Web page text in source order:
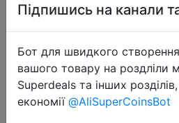
Підпишись на канали
Бот для швидкого
вашого товару на роздліли
Superdeals та інших
економії @AliSuperCoinsBot